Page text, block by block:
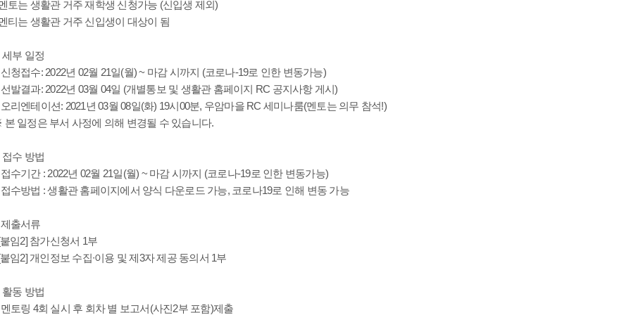
토는 생활관 거주 재학생 신청가능 (신입생 제외)
티는 생활관 거주 신입생이 대상이 됨
세부 일정
청접수: 2022년 02월 21일(월) ~ 마감 시까지 (코로나-19로 인한 변동가능)
발결과: 2022년 03월 04일 (개별통보 및 생활관 홈페이지 RC 공지사항 게시)
리엔테이션: 2021년 03월 08일(화) 19시00분, 우암마을 RC 세미나룸(멘토는 의무 참석!)
본 일정은 부서 사정에 의해 변경될 수 있습니다.
접수 방법
수기간 : 2022년 02월 21일(월) ~ 마감 시까지 (코로나-19로 인한 변동가능)
수방법 : 생활관 홈페이지에서 양식 다운로드 가능, 코로나19로 인해 변동 가능
출서류
임2] 참가신청서 1부
임2] 개인정보 수집∙이용 및 제3자 제공 동의서 1부
활동 방법
토링 4회 실시 후 회차 별 보고서(사진2부 포함)제출